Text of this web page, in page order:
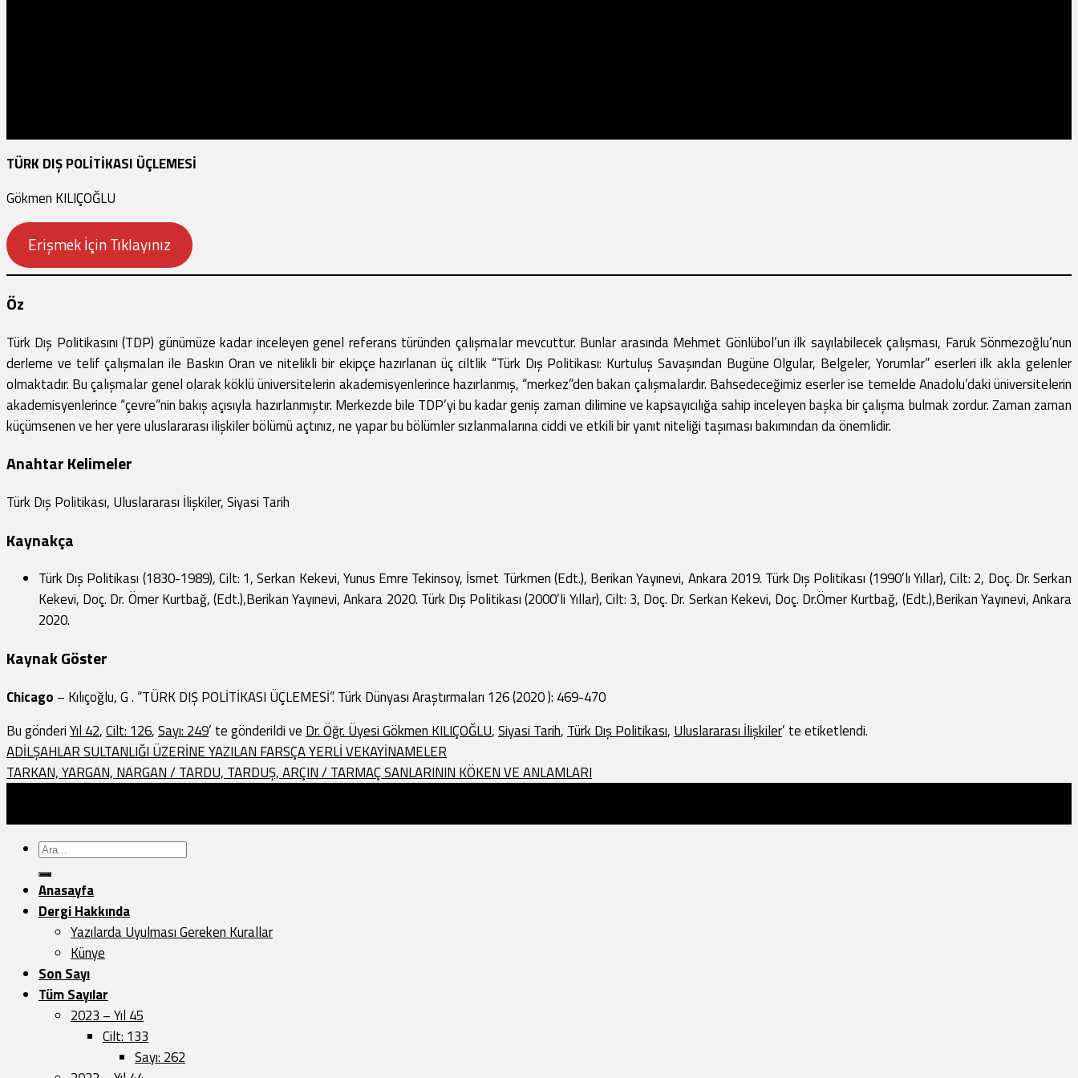
TÜRK DIŞ POLİTİKASI ÜÇLEMESİ
Gökmen KILIÇOĞLU
Erişmek İçin Tıklayınız
Öz
Türk Dış Politikasını (TDP) günümüze kadar inceleyen genel referans türünden çalışmalar mevcuttur. Bunlar arasında Mehmet Gönlübol’un ilk sayılabilecek çalışması, Faruk Sönmezoğlu’nun
derleme ve telif çalışmaları ile Baskın Oran ve nitelikli bir ekipçe hazırlanan üç ciltlik “Türk Dış Politikası: Kurtuluş Savaşından Bugüne Olgular, Belgeler, Yorumlar” eserleri ilk akla gelenler
olmaktadır. Bu çalışmalar genel olarak köklü üniversitelerin akademisyenlerince hazırlanmış, “merkez”den bakan çalışmalardır. Bahsedeceğimiz eserler ise temelde Anadolu’daki üniversitelerin
akademisyenlerince “çevre”nin bakış açısıyla hazırlanmıştır. Merkezde bile TDP’yi bu kadar geniş zaman dilimine ve kapsayıcılığa sahip inceleyen başka bir çalışma bulmak zordur. Zaman zaman
küçümsenen ve her yere uluslararası ilişkiler bölümü açtınız, ne yapar bu bölümler sızlanmalarına ciddi ve etkili bir yanıt niteliği taşıması bakımından da önemlidir.
Anahtar Kelimeler
Türk Dış Politikası, Uluslararası İlişkiler, Siyasi Tarih
Kaynakça
Türk Dış Politikası (1830-1989), Cilt: 1, Serkan Kekevi, Yunus Emre Tekinsoy, İsmet Türkmen (Edt.), Berikan Yayınevi, Ankara 2019. Türk Dış Politikası (1990’lı Yıllar), Cilt: 2, Doç. Dr. Serkan
Kekevi, Doç. Dr. Ömer Kurtbağ, (Edt.),Berikan Yayınevi, Ankara 2020. Türk Dış Politikası (2000’li Yıllar), Cilt: 3, Doç. Dr. Serkan Kekevi, Doç. Dr.Ömer Kurtbağ, (Edt.),Berikan Yayınevi, Ankara
2020.
Kaynak Göster
Chicago – Kılıçoğlu, G . “TÜRK DIŞ POLİTİKASI ÜÇLEMESİ”. Türk Dünyası Araştırmaları 126 (2020 ): 469-470
Bu gönderiYıl 42,Cilt: 126,Sayı: 249’ te gönderildi veDr. Öğr. Üyesi Gökmen KILIÇOĞLU,Siyasi Tarih,Türk Dış Politikası,Uluslararası İlişkiler’ te etiketlendi.
ADİLŞAHLAR SULTANLIĞI ÜZERİNE YAZILAN FARSÇA YERLİ VEKAYİNAMELER
TARKAN, YARGAN, NARGAN / TARDU, TARDUŞ, ARÇIN / TARMAÇ SANLARININ KÖKEN VE ANLAMLARI
Ara:
Anasayfa
Dergi Hakkında
Yazılarda Uyulması Gereken Kurallar
Künye
Son Sayı
Tüm Sayılar
2023 – Yıl 45
Cilt: 133
Sayı: 262